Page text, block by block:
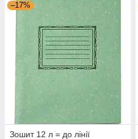
–17%
Зошит 12 л = до лінії